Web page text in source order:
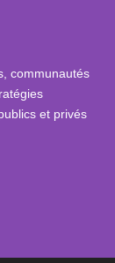
communautés
et privés